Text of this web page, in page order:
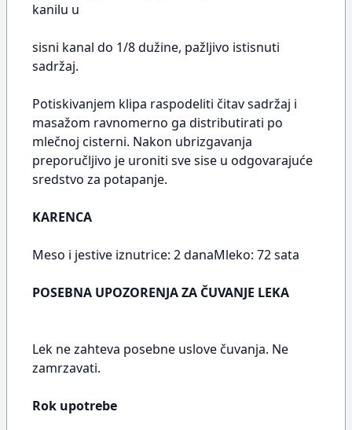
kanilu u
sisni kanal do 1/8 dužine, pažljivo istisnuti
sadržaj.
Potiskivanjem klipa raspodeliti čitav sadržaj i
masažom ravnomerno ga distributirati po
mlečnoj cisterni. Nakon ubrizgavanja
preporučljivo je uroniti sve sise u odgovarajuće
sredstvo za potapanje.
KARENCA
Meso i jestive iznutrice: 2 danaMleko: 72 sata
POSEBNA UPOZORENJA ZA ČUVANJE LEKA
Lek ne zahteva posebne uslove čuvanja. Ne
zamrzavati.
Rok upotrebe